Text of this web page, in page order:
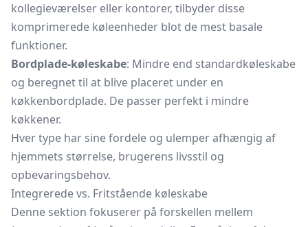
kollegieværelser eller kontorer, tilbyder disse
komprimerede køleenheder blot de mest basale
funktioner.
Bordplade-køleskabe: Mindre end standardkøleskabe
og beregnet til at blive placeret under en
køkkenbordplade. De passer perfekt i mindre
køkkener.
Hver type har sine fordele og ulemper afhængig af
hjemmets størrelse, brugerens livsstil og
opbevaringsbehov.
Integrerede vs. Fritstående køleskabe
Denne sektion fokuserer på forskellen mellem